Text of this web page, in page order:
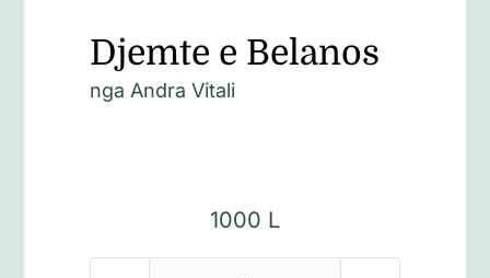
Djemte e Belanos
nga Andra Vitali
1000 L